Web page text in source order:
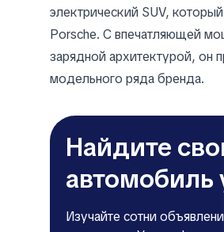
электрический SUV,
Porsche. С впечатляющей
зарядной архитектурой, он
модельного ряда бренда.
Найдите
автомобиль
Изучайте сотни